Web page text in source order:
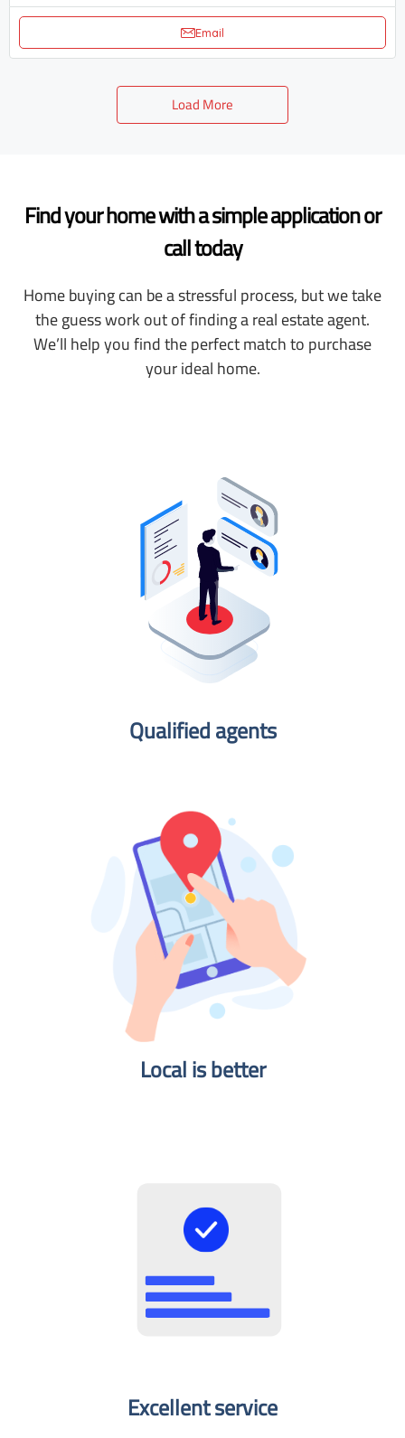
Email
Load More
Find your home with a simple application or
call today
Home buying can be a stressful process, but we take
the guess work out of finding a real estate agent.
We’ll help you find the perfect match to purchase
your ideal home.
Qualified agents​
Local is better​
Excellent service